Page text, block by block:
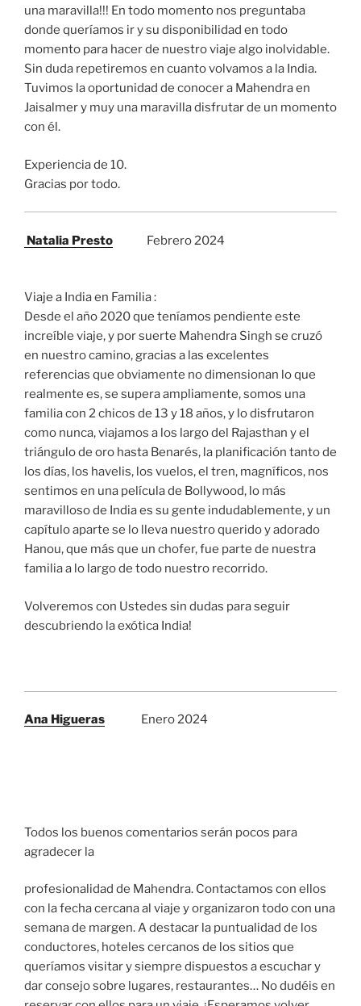
una maravilla!!! En todo momento nos preguntaba
donde queríamos ir y su disponibilidad en todo
momento para hacer de nuestro viaje algo inolvidable.
Sin duda repetiremos en cuanto volvamos a la India.
Tuvimos la oportunidad de conocer a Mahendra en
Jaisalmer y muy una maravilla disfrutar de un momento
con él.
Experiencia de 10.
Gracias por todo.
Natalia Presto Febrero 2024
Viaje a India en Familia :
Desde el año 2020 que teníamos pendiente este
increíble viaje, y por suerte Mahendra Singh se cruzó
en nuestro camino, gracias a las excelentes
referencias que obviamente no dimensionan lo que
realmente es, se supera ampliamente, somos una
familia con 2 chicos de 13 y 18 años, y lo disfrutaron
como nunca, viajamos a los largo del Rajasthan y el
triángulo de oro hasta Benarés, la planificación tanto de
los días, los havelis, los vuelos, el tren, magníficos, nos
sentimos en una película de Bollywood, lo más
maravilloso de India es su gente indudablemente, y un
capítulo aparte se lo lleva nuestro querido y adorado
Hanou, que más que un chofer, fue parte de nuestra
familia a lo largo de todo nuestro recorrido.
Volveremos con Ustedes sin dudas para seguir
descubriendo la exótica India!
Ana Higueras Enero 2024
Todos los buenos comentarios serán pocos para
agradecer la
profesionalidad de Mahendra. Contactamos con ellos
con la fecha cercana al viaje y organizaron todo con una
semana de margen. A destacar la puntualidad de los
conductores, hoteles cercanos de los sitios que
queríamos visitar y siempre dispuestos a escuchar y
dar consejo sobre lugares, restaurantes… No dudéis en